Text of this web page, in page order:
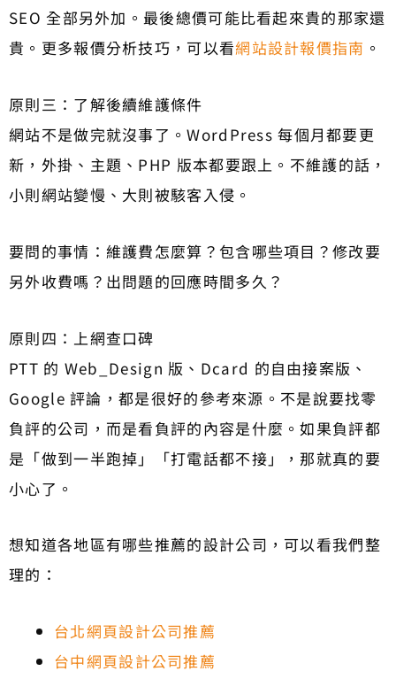
SEO 全部另外加。最後總價可能比看起來貴的那家還
貴。更多報價分析技巧，可以看網站設計報價指南 。
原則三：了解後續維護條件
網站不是做完就沒事了。WordPress 每個月都要更
新，外掛、主題、PHP 版本都要跟上。不維護的話，
小則網站變慢、大則被駭客入侵。
要問的事情：維護費怎麼算？包含哪些項目？修改要
另外收費嗎？出問題的回應時間多久？
原則四：上網查口碑
PTT 的 Web_Design 版、Dcard 的自由接案版、
Google 評論，都是很好的參考來源。不是說要找零
負評的公司，而是看負評的內容是什麼。如果負評都
是「做到一半跑掉」「打電話都不接」，那就真的要
小心了。
想知道各地區有哪些推薦的設計公司，可以看我們整
理的：
台北網頁設計公司推薦
台中網頁設計公司推薦